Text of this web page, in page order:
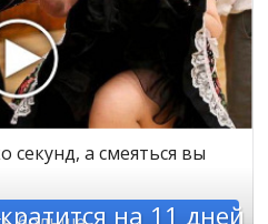
секунд, а смеяться вы
на 11 дней